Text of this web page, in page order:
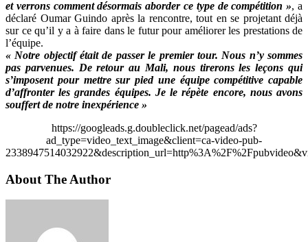
et verrons comment désormais aborder ce type de compétition », a
déclaré Oumar Guindo après la rencontre, tout en se projetant déjà
sur ce qu’il y a à faire dans le futur pour améliorer les prestations de
l’équipe.
« Notre objectif était de passer le premier tour. Nous n’y sommes
pas parvenues. De retour au Mali, nous tirerons les leçons qui
s’imposent pour mettre sur pied une équipe compétitive capable
d’affronter les grandes équipes. Je le répète encore, nous avons
souffert de notre inexpérience »
https://googleads.g.doubleclick.net/pagead/ads?
ad_type=video_text_image&client=ca-video-pub-
About The Author